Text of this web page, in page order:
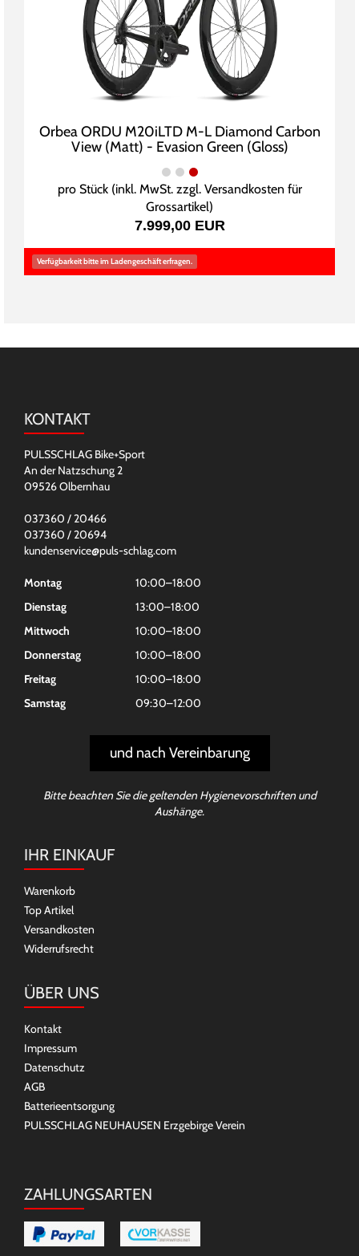
Orbea ORDU M20iLTD M-L Diamond Carbon
View (Matt) - Evasion Green (Gloss)
pro Stück (inkl. MwSt. zzgl. Versandkosten für
Grossartikel)
7.999,00 EUR
Verfügbarkeit bitte im Ladengeschäft erfragen.
KONTAKT
PULSSCHLAG Bike+Sport
An der Natzschung 2
09526 Olbernhau
037360 / 20466
037360 / 20694
kundenservice@puls-schlag.com
Montag
10:00–18:00
Dienstag
13:00–18:00
Mittwoch
10:00–18:00
Donnerstag
10:00–18:00
Freitag
10:00–18:00
Samstag
09:30–12:00
und nach Vereinbarung
Bitte beachten Sie die geltenden Hygienevorschriften und
Aushänge.
IHR EINKAUF
Warenkorb
Top Artikel
Versandkosten
Widerrufsrecht
ÜBER UNS
Kontakt
Impressum
Datenschutz
AGB
Batterieentsorgung
PULSSCHLAG NEUHAUSEN Erzgebirge Verein
ZAHLUNGSARTEN